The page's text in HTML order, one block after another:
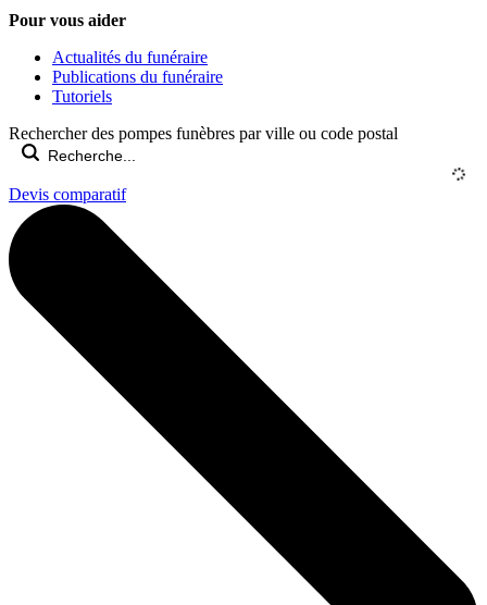
Pour vous aider
Actualités du funéraire
Publications du funéraire
Tutoriels
Rechercher des pompes funèbres par ville ou code postal
Devis comparatif